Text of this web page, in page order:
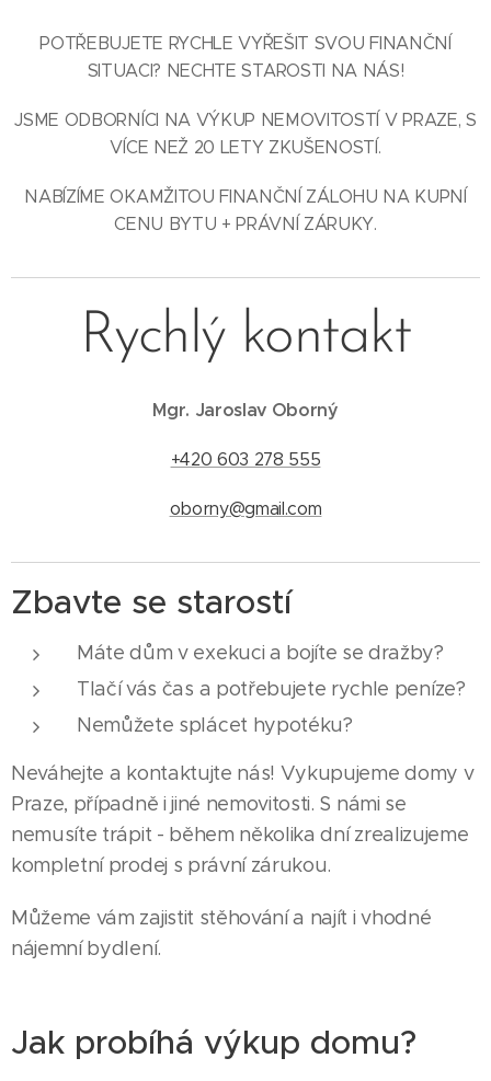
POTŘEBUJETE RYCHLE VYŘEŠIT SVOU FINANČNÍ
SITUACI? NECHTE STAROSTI NA NÁS!
JSME ODBORNÍCI NA VÝKUP NEMOVITOSTÍ V PRAZE, S
VÍCE NEŽ 20 LETY ZKUŠENOSTÍ.
NABÍZÍME OKAMŽITOU FINANČNÍ ZÁLOHU NA KUPNÍ
CENU BYTU + PRÁVNÍ ZÁRUKY.
Rychlý kontakt
Mgr. Jaroslav Oborný
+420 603 278 555
oborny@gmail.com
Zbavte se starostí
Máte dům v exekuci a bojíte se dražby?
Tlačí vás čas a potřebujete rychle peníze?
Nemůžete splácet hypotéku?
Neváhejte a kontaktujte nás! Vykupujeme domy v
Praze, případně i jiné nemovitosti. S námi se
nemusíte trápit - během několika dní zrealizujeme
kompletní prodej s právní zárukou.
Můžeme vám zajistit stěhování a najít i vhodné
nájemní bydlení.
Jak probíhá výkup domu?